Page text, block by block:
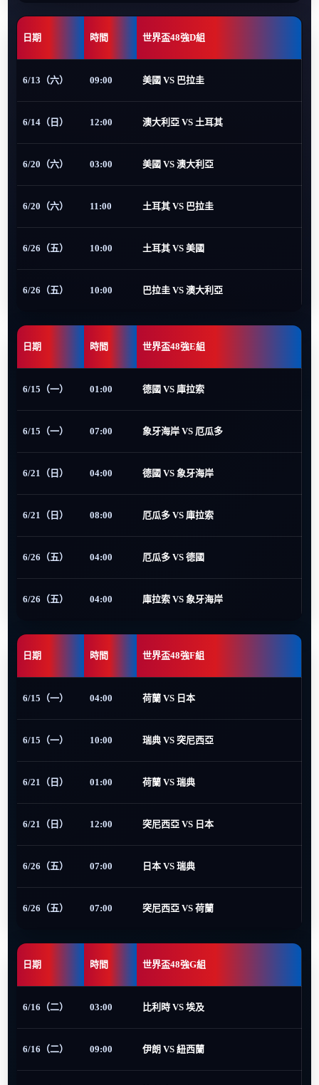
日期 時間 世界盃48強D組
6/13（六） 09:00 美國 VS 巴拉圭
6/14（日） 12:00 澳大利亞 VS 土耳其
6/20（六） 03:00 美國 VS 澳大利亞
6/20（六） 11:00 土耳其 VS 巴拉圭
6/26（五） 10:00 土耳其 VS 美國
6/26（五） 10:00 巴拉圭 VS 澳大利亞
日期 時間 世界盃48強E組
6/15（一） 01:00 德國 VS 庫拉索
6/15（一） 07:00 象牙海岸 VS 厄瓜多
6/21（日） 04:00 德國 VS 象牙海岸
6/21（日） 08:00 厄瓜多 VS 庫拉索
6/26（五） 04:00 厄瓜多 VS 德國
6/26（五） 04:00 庫拉索 VS 象牙海岸
日期 時間 世界盃48強F組
6/15（一） 04:00 荷蘭 VS 日本
6/15（一） 10:00 瑞典 VS 突尼西亞
6/21（日） 01:00 荷蘭 VS 瑞典
6/21（日） 12:00 突尼西亞 VS 日本
6/26（五） 07:00 日本 VS 瑞典
6/26（五） 07:00 突尼西亞 VS 荷蘭
日期 時間 世界盃48強G組
6/16（二） 03:00 比利時 VS 埃及
6/16（二） 09:00 伊朗 VS 紐西蘭